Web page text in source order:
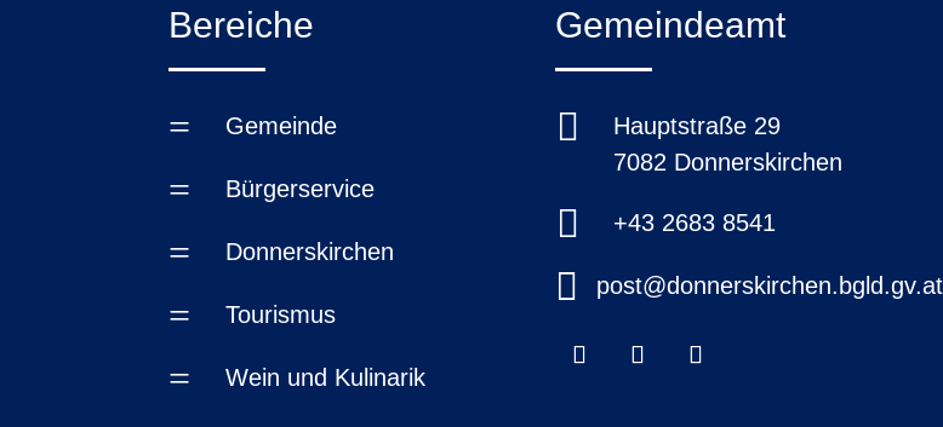
Bereiche
= Gemeinde
= Bürgerservice
= Donnerskirchen
= Tourismus
= Wein und Kulinarik
Gemeindeamt

Hauptstraße 29
7082 Donnerskirchen
 +43 2683 8541
 post@donnerskirchen.bgld.gv.at